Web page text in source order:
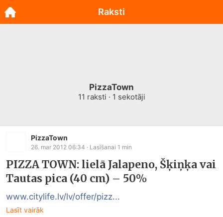
PizzaTown
11 raksti · 1 sekotāji
PizzaTown
26. mar 2012 06:34 · Lasīšanai 1 min
PIZZA TOWN: lielā Jalapeno, Šķiņķa vai
Tautas pica (40 cm) – 50%
www.citylife.lv/lv/offer/pizz...
Lasīt vairāk
Raksti